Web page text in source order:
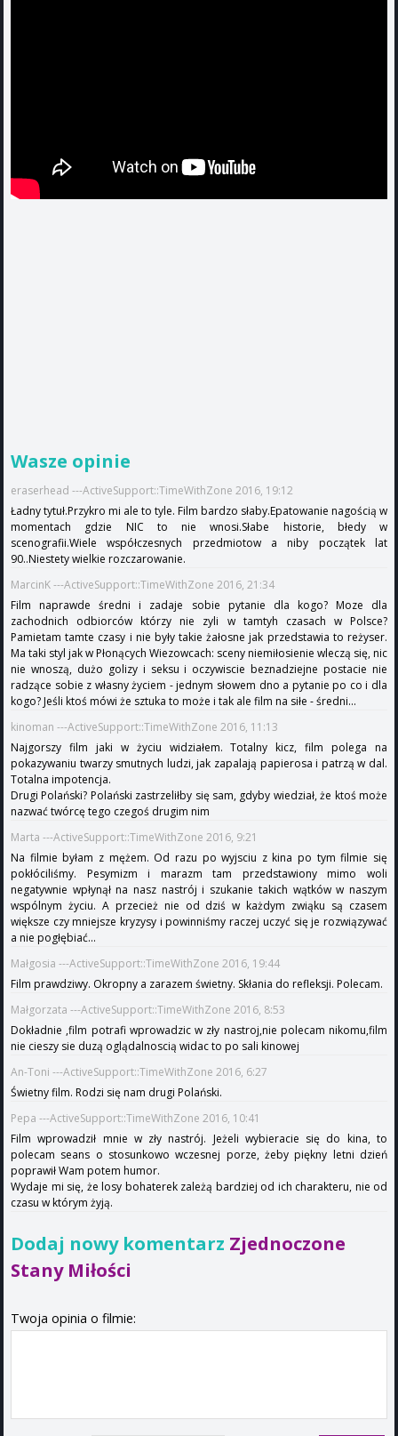
Wasze opinie
eraserhead ---ActiveSupport::TimeWithZone 2016, 19:12
Ładny tytuł.Przykro mi ale to tyle. Film bardzo słaby.Epatowanie nagością w
momentach gdzie NIC to nie wnosi.Słabe historie, błedy w
scenografii.Wiele współczesnych przedmiotow a niby początek lat
90..Niestety wielkie rozczarowanie.
MarcinK ---ActiveSupport::TimeWithZone 2016, 21:34
Film naprawde średni i zadaje sobie pytanie dla kogo? Moze dla
zachodnich odbiorców którzy nie zyli w tamtyh czasach w Polsce?
Pamietam tamte czasy i nie były takie żałosne jak przedstawia to reżyser.
Ma taki styl jak w Płonących Wiezowcach: sceny niemiłosienie wleczą się, nic
nie wnoszą, dużo golizy i seksu i oczywiscie beznadziejne postacie nie
radzące sobie z własny życiem - jednym słowem dno a pytanie po co i dla
kogo? Jeśli ktoś mówi że sztuka to może i tak ale film na siłe - średni...
kinoman ---ActiveSupport::TimeWithZone 2016, 11:13
Najgorszy film jaki w życiu widziałem. Totalny kicz, film polega na
pokazywaniu twarzy smutnych ludzi, jak zapalają papierosa i patrzą w dal.
Totalna impotencja.
Drugi Polański? Polański zastrzeliłby się sam, gdyby wiedział, że ktoś może
nazwać twórcę tego czegoś drugim nim
Marta ---ActiveSupport::TimeWithZone 2016, 9:21
Na filmie byłam z mężem. Od razu po wyjsciu z kina po tym filmie się
pokłóciliśmy. Pesymizm i marazm tam przedstawiony mimo woli
negatywnie wpłynął na nasz nastrój i szukanie takich wątków w naszym
wspólnym życiu. A przecież nie od dziś w każdym zwiąku są czasem
większe czy mniejsze kryzysy i powinniśmy raczej uczyć się je rozwiązywać
a nie pogłębiać...
Małgosia ---ActiveSupport::TimeWithZone 2016, 19:44
Film prawdziwy. Okropny a zarazem świetny. Skłania do refleksji. Polecam.
Małgorzata ---ActiveSupport::TimeWithZone 2016, 8:53
Dokładnie ,film potrafi wprowadzic w zły nastroj,nie polecam nikomu,film
nie cieszy sie duzą oglądalnoscią widac to po sali kinowej
An-Toni ---ActiveSupport::TimeWithZone 2016, 6:27
Świetny film. Rodzi się nam drugi Polański.
Pepa ---ActiveSupport::TimeWithZone 2016, 10:41
Film wprowadził mnie w zły nastrój. Jeżeli wybieracie się do kina, to
polecam seans o stosunkowo wczesnej porze, żeby piękny letni dzień
poprawił Wam potem humor.
Wydaje mi się, że losy bohaterek zależą bardziej od ich charakteru, nie od
czasu w którym żyją.
Dodaj nowy komentarz Zjednoczone
Stany Miłości
Twoja opinia o filmie: